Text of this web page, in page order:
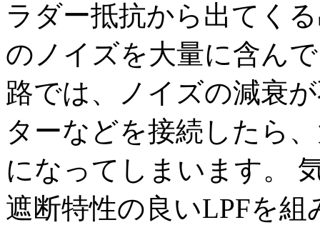
ラダー抵抗から出てく
のノイズを大量に含ん
路では、ノイズの減衰
ターなどを接続したら
になってしまいます。
遮断特性の良いLPFを